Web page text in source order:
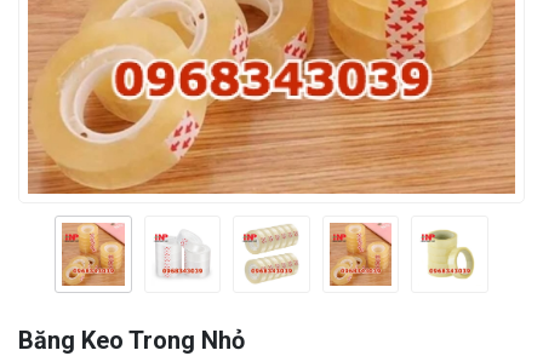
Băng Keo Trong Nhỏ